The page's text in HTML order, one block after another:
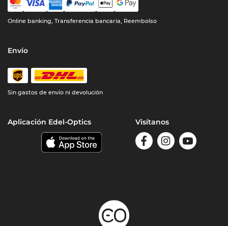
Online banking, Transferencia bancaria, Reembolso
Envío
Sin gastos de envío ni devolución
Aplicación Edel-Optics Visítanos